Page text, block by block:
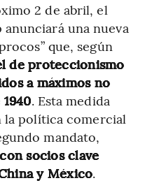
2 de abril, el
una nueva
que, según
de proteccionismo
a máximos no
. Esta medida
la política comercial
mandato,
socios clave
y México.